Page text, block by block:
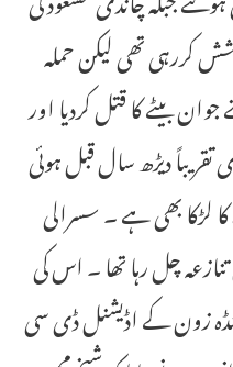
کررہی تھی لیکن حملہ
بیٹے کا قتل کردیا اور
دیڑھ سال قبل ہوئی
اطلاعات کے مطابق 6 ماہ کا لڑکا بھی ہے ۔ سسرالی
چل رہا تھا ۔ اس کی
زون کے اڈیشنل ڈی سی